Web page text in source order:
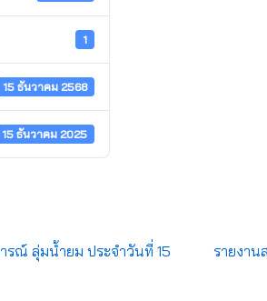
1
15 ธันวาคม 2568
15 ธันวาคม 2025
รณ์ ลุ่มน้ำยม ประจำวันที่ 15
รายงา